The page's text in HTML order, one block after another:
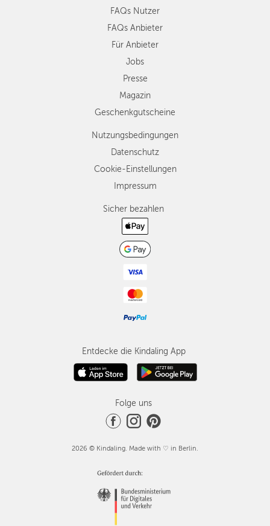
FAQs Nutzer
FAQs Anbieter
Für Anbieter
Jobs
Presse
Magazin
Geschenkgutscheine
Nutzungsbedingungen
Datenschutz
Cookie-Einstellungen
Impressum
Sicher bezahlen
Entdecke die Kindaling App
Folge uns
2026 © Kindaling. Made with ♡ in Berlin.